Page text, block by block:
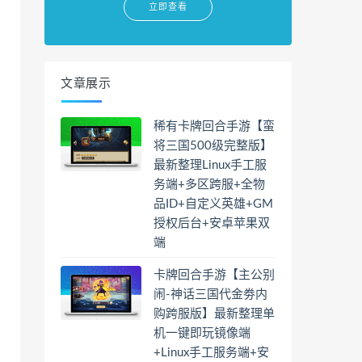
立即查看
文章展示
稀有卡牌回合手游【蛮
将三国500级完整版】
最新整理Linux手工服
务端+多区跨服+全物
品ID+自定义英雄+GM
授权后台+安卓苹果双
端
卡牌回合手游【主公别
闹-神话三国代金劵内
购跨服版】最新整理单
机一键即玩镜像端
+Linux手工服务端+安